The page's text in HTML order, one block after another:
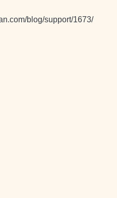
blog/support/1673/